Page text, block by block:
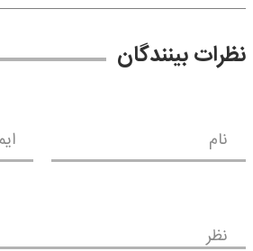
نظرات بینندگان
نام
نظر